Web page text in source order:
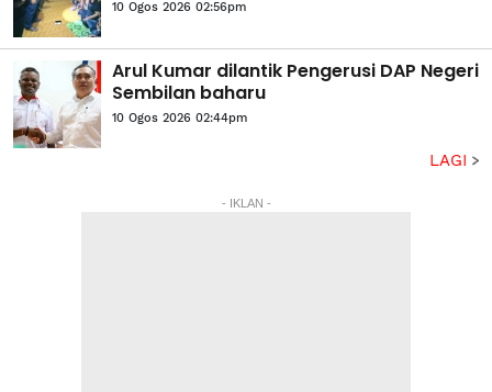
10 Ogos 2026 02:56pm
Arul Kumar dilantik Pengerusi DAP Negeri
Sembilan baharu
10 Ogos 2026 02:44pm
LAGI
- IKLAN -